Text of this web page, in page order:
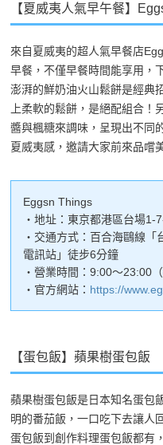
【夏威夷人氣早午餐】
來自夏威夷的超人氣早餐店
早餐，不僅早餐時間能享用，
澎湃的鮮奶油火山鬆餅是經典
上柔軟的鬆餅，是絕配組合
醬與楓糖來調味，呈現出不同
夏威夷感，邀請大家前來品嚐
Eggsn Things
・地址：東京都港區台場1-
・交通方式：百合海鷗線
電訊站」徒步6分鐘
・營業時間：9:00～23:00
・官方網站： https://
【蛋包飯】蘋果樹蛋包飯
蘋果樹蛋包飯是日本知名蛋包
明的番茄飯，一口吃下去讓人
蛋包飯到創作料理蛋包飯都有